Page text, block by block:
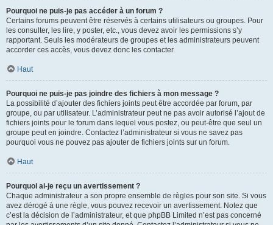
Pourquoi ne puis-je pas accéder à un forum ?
Certains forums peuvent être réservés à certains utilisateurs ou groupes. Pour
les consulter, les lire, y poster, etc., vous devez avoir les permissions s’y
rapportant. Seuls les modérateurs de groupes et les administrateurs peuvent
accorder ces accès, vous devez donc les contacter.
Haut
Pourquoi ne puis-je pas joindre des fichiers à mon message ?
La possibilité d’ajouter des fichiers joints peut être accordée par forum, par
groupe, ou par utilisateur. L’administrateur peut ne pas avoir autorisé l’ajout de
fichiers joints pour le forum dans lequel vous postez, ou peut-être que seul un
groupe peut en joindre. Contactez l’administrateur si vous ne savez pas
pourquoi vous ne pouvez pas ajouter de fichiers joints sur un forum.
Haut
Pourquoi ai-je reçu un avertissement ?
Chaque administrateur a son propre ensemble de règles pour son site. Si vous
avez dérogé à une règle, vous pouvez recevoir un avertissement. Notez que
c’est la décision de l’administrateur, et que phpBB Limited n’est pas concerné